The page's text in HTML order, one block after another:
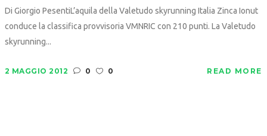
Di Giorgio PesentiL’aquila della Valetudo skyrunning Italia Zinca Ionut
conduce la classifica provvisoria VMNRIC con 210 punti. La Valetudo
skyrunning...
2 MAGGIO 2012 0 0 READ MORE